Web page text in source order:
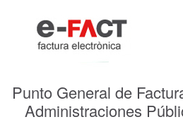
Punto General de
Administraciones